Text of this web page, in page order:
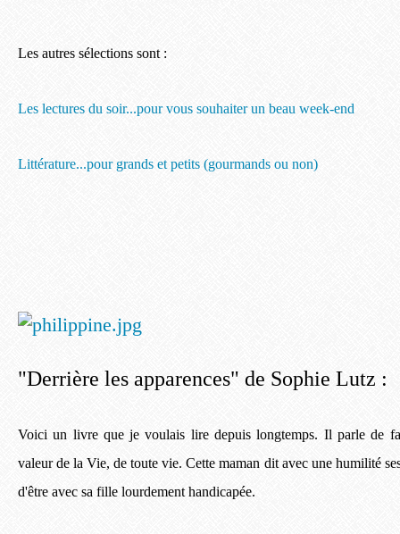
Les autres sélections sont :
Les lectures du soir...pour vous souhaiter un beau week-end
Littérature...pour grands et petits (gourmands ou non)
"Derrière les apparences" de Sophie Lutz :
Voici un livre que je voulais lire depuis longtemps. Il parle de
valeur de la Vie, de toute vie. Cette maman dit avec une humilité
d'être avec sa fille lourdement handicapée.